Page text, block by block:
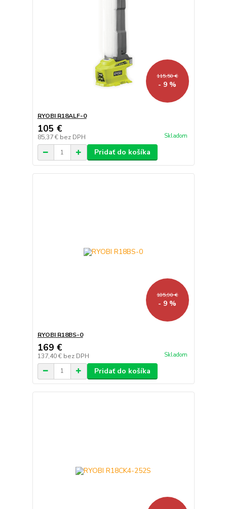
115,50 €
- 9 %
RYOBI R18ALF-0
105 €
85,37 € bez DPH Skladom
Pridať do košíka
185,90 €
- 9 %
RYOBI R18BS-0
169 €
137,40 € bez DPH Skladom
Pridať do košíka